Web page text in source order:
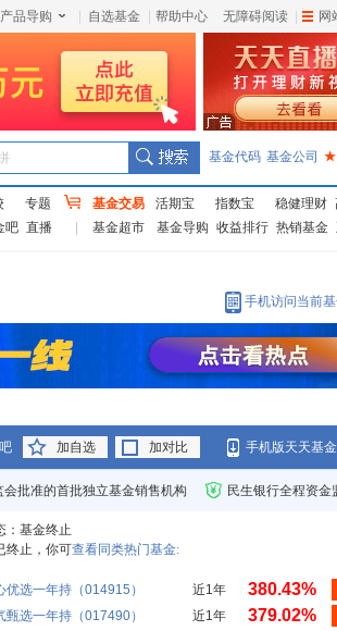
产品导购 自选基金 帮助中心 无障碍阅读 网
基金代码 基金公司 ★
专题
吧 直播
基金交易 活期宝 指数宝 稳健理财
基金超市
基金导购 收益排行 热销基金
手机访问当前
加自选 加对比 手机版天天基
会批准的首批独立基金销售机构 民生银行全程资金
基金终止
终止，你可查看同类热门基金:
优选一年持（014915） 近1年 380.43%
甄选一年持（017490）
近1年 379.02%